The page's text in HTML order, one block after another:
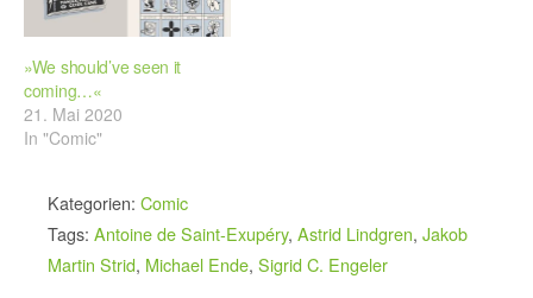
»We should’ve seen it
coming…«
21. Mai 2020
In "Comic"
Kategorien: Comic
Tags: Antoine de Saint-Exupéry, Astrid Lindgren, Jakob
Martin Strid, Michael Ende, Sigrid C. Engeler